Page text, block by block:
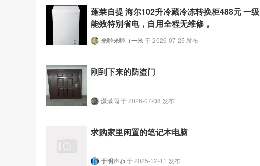
蓬莱自提 海尔102升冷藏冷冻转换柜488元 一级
能效特别省电，自用全程无维修，
来啦来啦（一米 于 2026-07-25 发布
刚到下来的防盗门
潇潇雨于 2026-07-08 发布
求购家里闲置的笔记本电脑
于明声👍于 2025-12-11 发布